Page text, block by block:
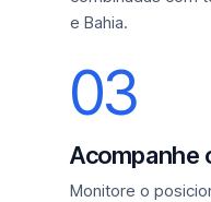
e Bahia.
03
Acompanhe
Monitore o